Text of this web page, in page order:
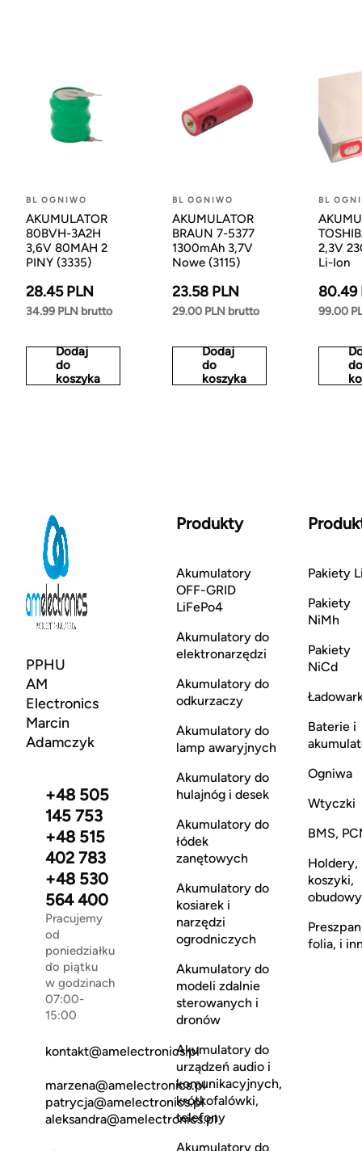
BL OGNIWO
AKUMULATOR
80BVH-3A2H
3,6V 80MAH 2
PINY (3335)
28.45 PLN
34.99 PLN brutto
Dodaj
do
koszyka
BL OGNIWO
AKUMULATOR
BRAUN 7-5377
1300mAh 3,7V
Nowe (3115)
23.58 PLN
29.00 PLN brutto
Dodaj
do
koszyka
BL
2,3V
Li-Ion
80.49
99.00
do
PPHU
AM
Electronics
Marcin
Adamczyk
+48 505
145 753
+48 515
402 783
+48 530
564 400
Pracujemy
od
poniedziałku
do piątku
w godzinach
07:00-
15:00
kontakt@amelectronics.pl
marzena@amelectronics.pl
patrycja@amelectronics.pl
aleksandra@amelectronics.pl
Produkty
Akumulatory
OFF-GRID
LiFePo4
Akumulatory do
elektronarzędzi
Akumulatory do
odkurzaczy
Akumulatory do
lamp awaryjnych
Akumulatory do
hulajnóg i desek
Akumulatory do
łódek
zanętowych
Akumulatory do
kosiarek i
narzędzi
ogrodniczych
Akumulatory do
modeli zdalnie
sterowanych i
dronów
Akumulatory do
urządzeń audio i
komunikacyjnych,
krótkofalówki,
telefony
Akumulatory do
Pakiety
Pakiety
NiMh
Pakiety
NiCd
Baterie i
Ogniwa
Wtyczki
BMS,
Holdery,
koszyki,
obudowy
folia, i